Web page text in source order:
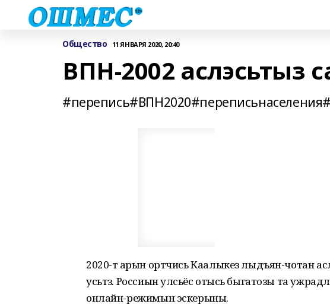
Общество 11 ЯНВАРЯ 2020, 20:40
ВПН-2002 аслэсьтыз
2020-тӥ арын ортчись Каалыкез лыдъян-чотан
усьтӥз. Россиын улӥсьёс отысь быгатозы та
онлайн-режимын эскерыны.